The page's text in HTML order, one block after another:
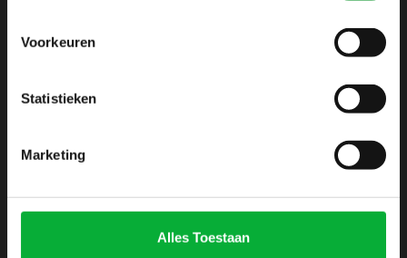
Voorkeuren
Statistieken
Marketing
Alles Toestaan
Disclaimer
Privacy Policy